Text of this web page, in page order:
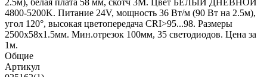
4800-5200K. Питание 24V, мощность 36 Вт/м (90 Вт на 2.5м),
угол 120°, высокая цветопередача CRI>95...98. Размеры
2500х58x1.5мм. Мин.отрезок 100мм, 35 светодиодов. Цена за
1м.
Общие
Артикул